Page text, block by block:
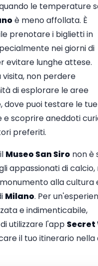
le temperature
è meno affollata. È
prenotare i biglietti in
nei giorni di
evitare lunghe attese.
visita, non perdere
di esplorare le aree
dove puoi testare le
scoprire aneddoti
preferiti.
Museo San Siro non è
appassionati di calcio,
alla cultura
Milano. Per
e indimenticabile,
utilizzare l'app Secret
il tuo itinerario nella